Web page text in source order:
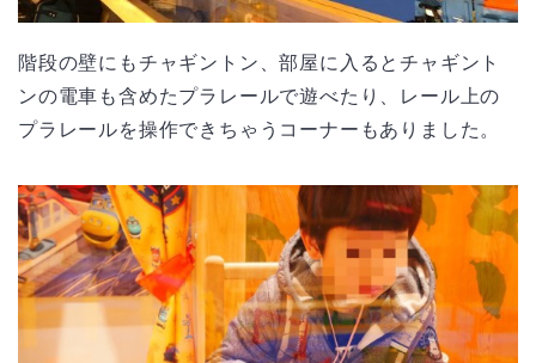
階段の壁にもチャギントン、部屋に入るとチャギント
ンの電車も含めたプラレールで遊べたり、レール上の
プラレールを操作できちゃうコーナーもありました。